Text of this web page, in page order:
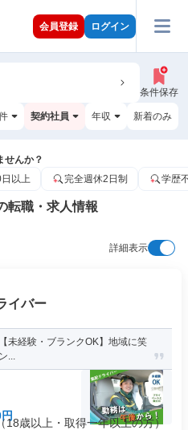
会員登録 ログイン
条件保存
契約社員 年収 新着のみ
せんか？
以上 完全週休2日制 学歴
転職・求人情報
詳細表示
イバー
未経験・ブランクOK】地域に笑
...
歳以上・取得一年以上の方）